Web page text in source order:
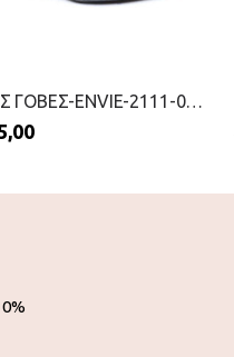
ΓΥΝΑΙΚΕΙΕΣ ΓΟΒΕΣ-ENVIE-2111-0185-ΜΑΥΡΟ